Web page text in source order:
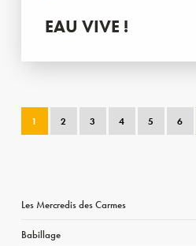
EAU VIVE !
1 2 3 4 5 6
Les Mercredis des Carmes
Babillage